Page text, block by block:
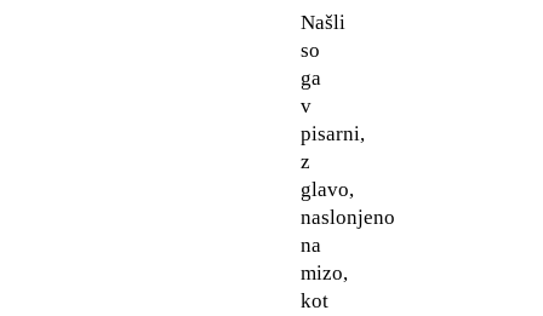
Našli
so
ga
v
pisarni,
z
glavo,
naslonjeno
na
mizo,
kot